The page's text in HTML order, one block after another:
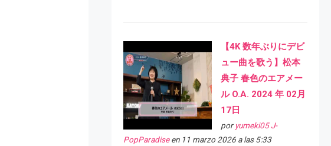
【4K 数年ぶりにデビ
ュー曲を歌う】松本
典子 春色のエアメー
ル O.A. 2024 年 02月
17日
por yumeki05 J-
PopParadiseen 11 marzo 2026 a las 5:33